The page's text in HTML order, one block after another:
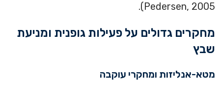
Pedersen, 2005).
מחקרים גדולים על פעילות גופנית ומניעת
שבץ
מטא-אנליזות ומחקרי עוקבה